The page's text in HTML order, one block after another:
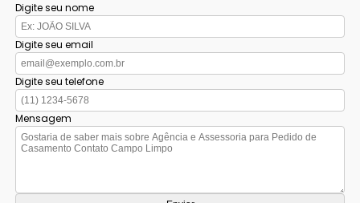
Digite seu nome
Digite seu email
Digite seu telefone
Mensagem